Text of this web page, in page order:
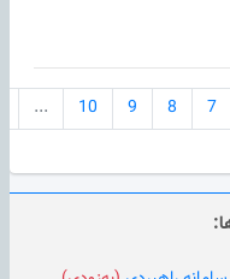
7
8
9
10
...